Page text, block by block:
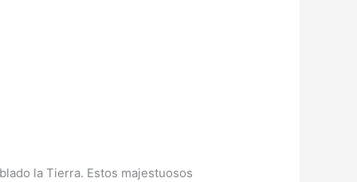
la Tierra. Estos majestuosos